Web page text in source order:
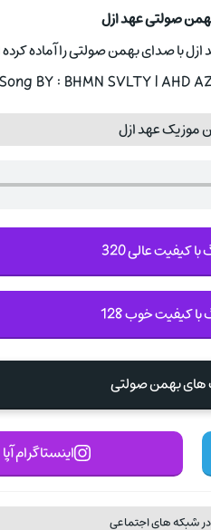
صولتی عهد ازل
ازل با صدای بهمن صولتی را آماده
BY : BHMN SVLTY |
موزیک عهد ازل
کیفیت عالی 320
کیفیت خوب 128
های بهمن صولتی
اینستاگرام
شبکه های اجتماعی